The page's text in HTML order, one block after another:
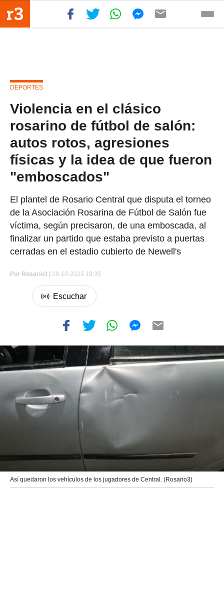
DEPORTES
Violencia en el clásico
rosarino de fútbol de salón:
autos rotos, agresiones
físicas y la idea de que fueron
"emboscados"
El plantel de Rosario Central que disputa el torneo
de la Asociación Rosarina de Fútbol de Salón fue
víctima, según precisaron, de una emboscada, al
finalizar un partido que estaba previsto a puertas
cerradas en el estadio cubierto de Newell's
Por Rosario3 | 28-10-2025 19:35
Así quedaron los vehículos de los jugadores de Central. (Rosario3)